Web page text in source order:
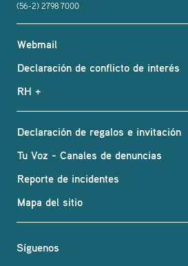
(56-2) 2798 7000
Webmail
Declaración de conflicto de interés
RH +
Declaración de regalos e invitación
Tu Voz - Canales de denuncias
Reporte de incidentes
Mapa del sitio
Síguenos